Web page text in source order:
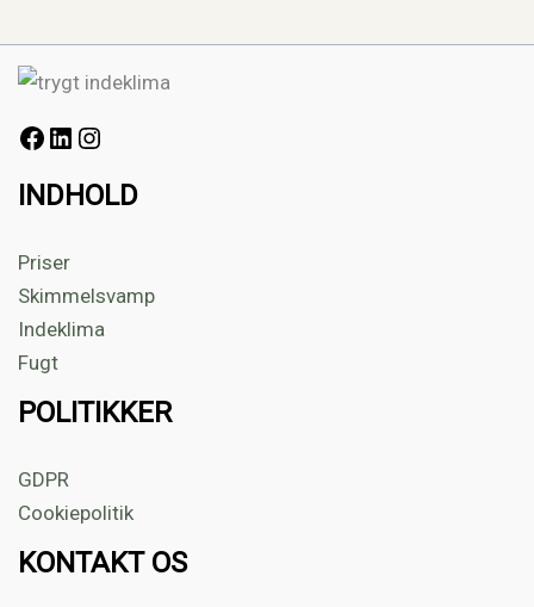
INDHOLD
Priser
Skimmelsvamp
Indeklima
Fugt
POLITIKKER
GDPR
Cookiepolitik
KONTAKT OS